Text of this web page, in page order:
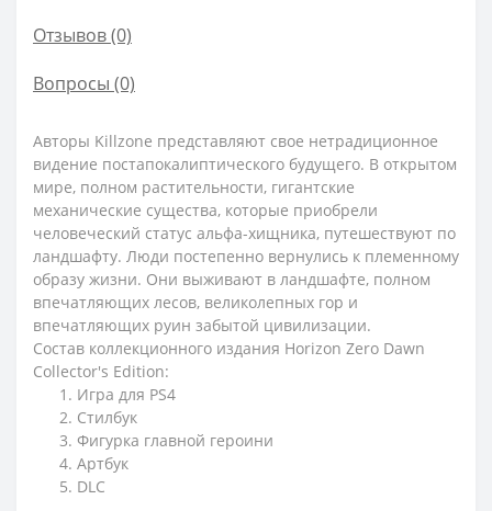
Отзывов (0)
Вопросы (0)
Авторы Killzone представляют свое нетрадиционное
видение постапокалиптического будущего. В открытом
мире, полном растительности, гигантские
механические существа, которые приобрели
человеческий статус альфа-хищника, путешествуют по
ландшафту. Люди постепенно вернулись к племенному
образу жизни. Они выживают в ландшафте, полном
впечатляющих лесов, великолепных гор и
впечатляющих руин забытой цивилизации.
Состав коллекционного издания Horizon Zero Dawn
Collector's Edition:
Игра для PS4
Стилбук
Фигурка главной героини
Артбук
DLC